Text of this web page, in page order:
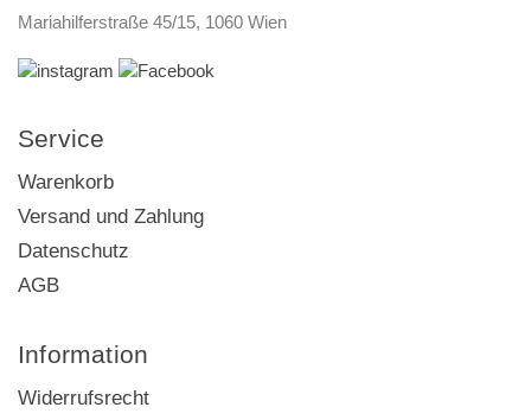
Mariahilferstraße 45/15, 1060 Wien
Service
Warenkorb
Versand und Zahlung
Datenschutz
AGB
Information
Widerrufsrecht